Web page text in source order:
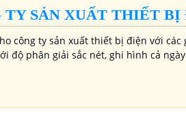
TY SẢN XUẤT THIẾT
công ty sản xuất thiết bị điện với
độ phân giải sắc nét, ghi hình cả